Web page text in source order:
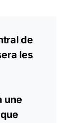
de
les
une